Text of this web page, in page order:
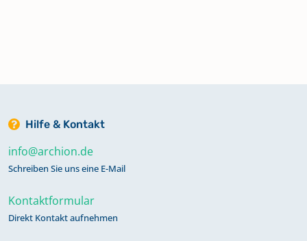
Hilfe & Kontakt
info@archion.de
Schreiben Sie uns eine E-Mail
Kontaktformular
Direkt Kontakt aufnehmen